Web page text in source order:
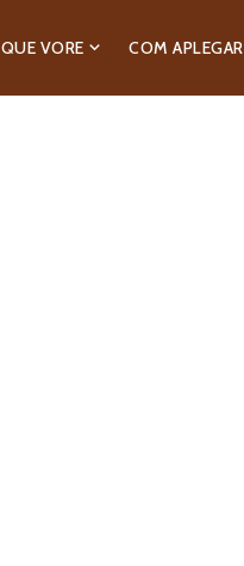
QUE VORE COM APLEGAR